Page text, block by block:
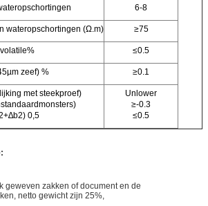
6-8
wateropschortingen (Ω.m) ≥75
≤0.5
zeef) % ≥0.1
met steekproef)
0,5
Unlower
≥-0.3
≤0.5
geweven zakken of document en de
netto gewicht zijn 25%,